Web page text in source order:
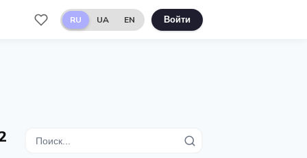
RU UA EN Войти